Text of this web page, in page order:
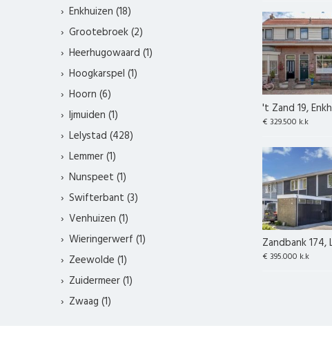
Enkhuizen (18)
Grootebroek (2)
Heerhugowaard (1)
Hoogkarspel (1)
Hoorn (6)
Ijmuiden (1)
Lelystad (428)
Lemmer (1)
Nunspeet (1)
Swifterbant (3)
Venhuizen (1)
Wieringerwerf (1)
Zeewolde (1)
Zuidermeer (1)
Zwaag (1)
't Zand 19,
€ 329.500 k.k
Zandbank 174,
€ 395.000 k.k